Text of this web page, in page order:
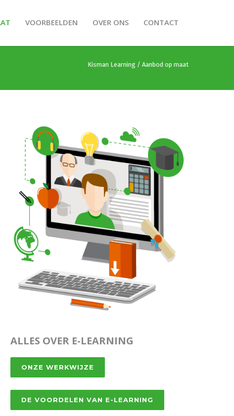
VOORBEELDEN OVER ONS CONTACT
Kisman Learning / Aanbod op maat
ALLES OVER E-LEARNING
ONZE WERKWIJZE
DE VOORDELEN VAN E-LEARNING